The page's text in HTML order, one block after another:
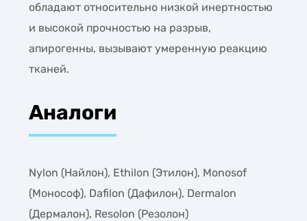
обладают относительно низкой инертностью
и высокой прочностью на разрыв,
апирогенны, вызывают умеренную реакцию
тканей.
Аналоги
Nylon (Найлон), Ethilon (Этилон), Monosof
(Монософ), Dafilon (Дафилон), Dermalon
(Дермалон), Resolon (Резолон)